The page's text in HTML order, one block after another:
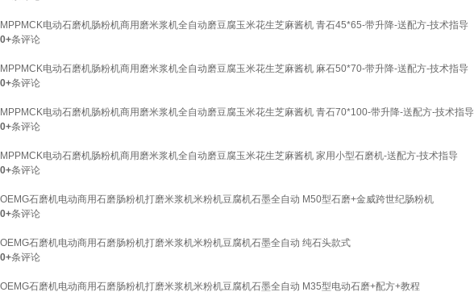
MPPMCK电动石磨机肠粉机商用磨米浆机全自动磨豆腐玉米花生芝麻酱机 青石45*65-带升降-送配方-技术指导
0+条评论
MPPMCK电动石磨机肠粉机商用磨米浆机全自动磨豆腐玉米花生芝麻酱机 麻石50*70-带升降-送配方-技术指导
0+条评论
MPPMCK电动石磨机肠粉机商用磨米浆机全自动磨豆腐玉米花生芝麻酱机 青石70*100-带升降-送配方-技术指导
0+条评论
MPPMCK电动石磨机肠粉机商用磨米浆机全自动磨豆腐玉米花生芝麻酱机 家用小型石磨机-送配方-技术指导
0+条评论
OEMG石磨机电动商用石磨肠粉机打磨米浆机米粉机豆腐机石墨全自动 M50型石磨+金威跨世纪肠粉机
0+条评论
OEMG石磨机电动商用石磨肠粉机打磨米浆机米粉机豆腐机石墨全自动 纯石头款式
0+条评论
OEMG石磨机电动商用石磨肠粉机打磨米浆机米粉机豆腐机石墨全自动 M35型电动石磨+配方+教程